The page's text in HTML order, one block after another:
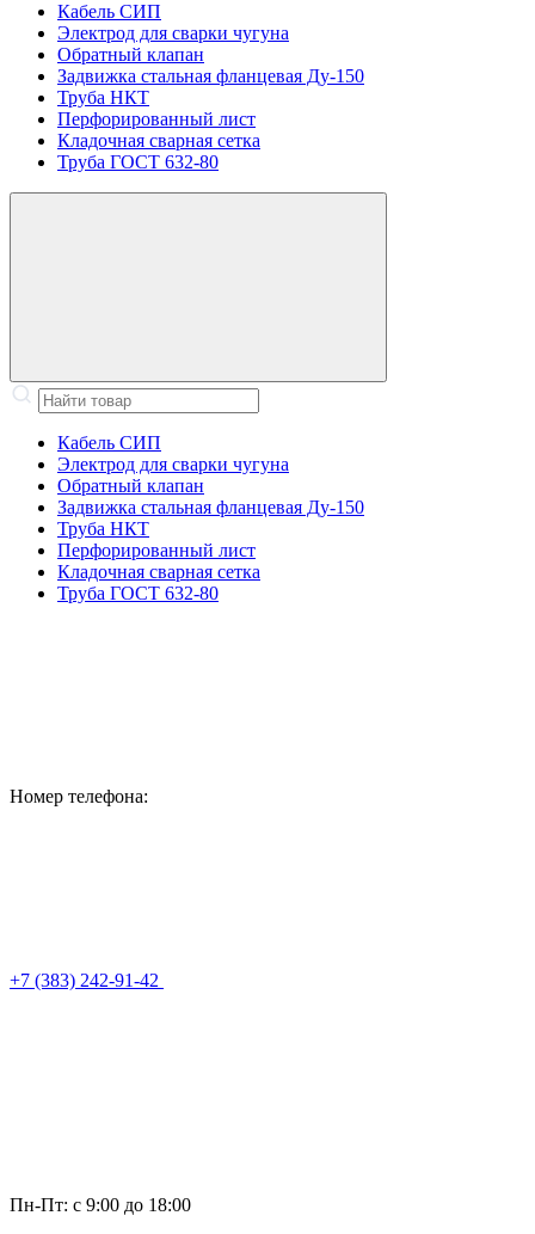
Кабель СИП
Электрод для сварки чугуна
Обратный клапан
Задвижка стальная фланцевая Ду-150
Труба НКТ
Перфорированный лист
Кладочная сварная сетка
Труба ГОСТ 632-80
Кабель СИП
Электрод для сварки чугуна
Обратный клапан
Задвижка стальная фланцевая Ду-150
Труба НКТ
Перфорированный лист
Кладочная сварная сетка
Труба ГОСТ 632-80
Номер телефона:
+7 (383) 242-91-42
Пн-Пт: с 9:00 до 18:00